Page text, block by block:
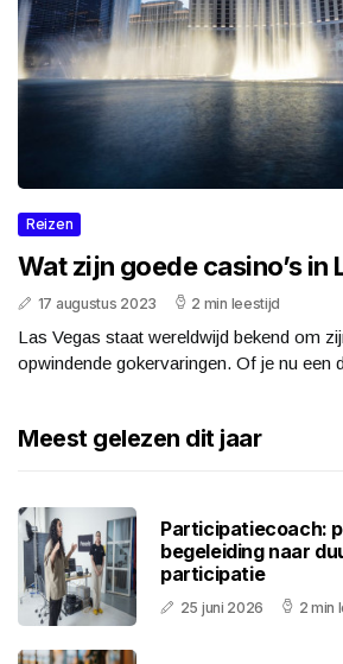
Reizen
Wat zijn goede casino’s in
17 augustus 2023 2 min leestijd
Las Vegas staat wereldwijd bekend om
opwindende gokervaringen. Of je nu een
Meest gelezen dit jaar
Participatiecoach:
begeleiding naar
participatie
25 juni 2026 2 min